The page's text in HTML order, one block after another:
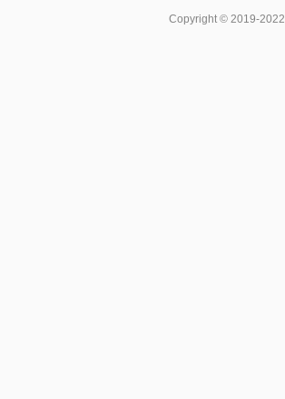
Copyright © 2019-2022